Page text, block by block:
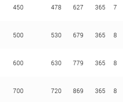
450 478 627 365 7
500 530 679 365 8
600 630 779 365 8
700 720 869 365 8